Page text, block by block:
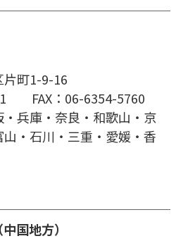
片町1-9-16
FAX：06-6354-5760
・兵庫・奈良・和歌山・京
・石川・三重・愛媛・香
国地方）